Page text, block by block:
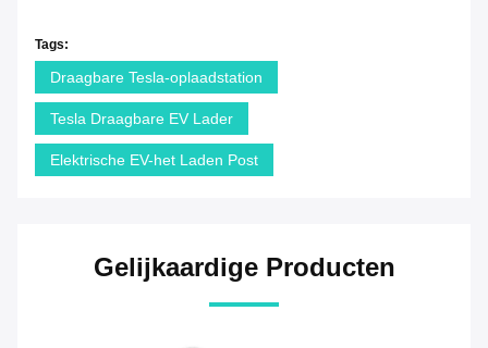
Tags:
Draagbare Tesla-oplaadstation
Tesla Draagbare EV Lader
Elektrische EV-het Laden Post
Gelijkaardige Producten